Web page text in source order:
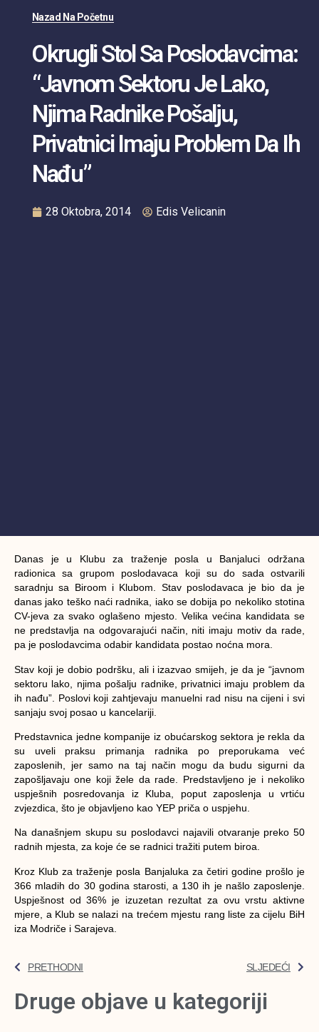
Nazad Na Početnu
Okrugli Stol Sa Poslodavcima:
“Javnom Sektoru Je Lako,
Njima Radnike Pošalju,
Privatnici Imaju Problem Da Ih
Nađu”
28 Oktobra, 2014 Edis Velicanin
Danas je u Klubu za traženje posla u Banjaluci održana
radionica sa grupom poslodavaca koji su do sada ostvarili
saradnju sa Biroom i Klubom. Stav poslodavaca je bio da je
danas jako teško naći radnika, iako se dobija po nekoliko stotina
CV-jeva za svako oglašeno mjesto. Velika većina kandidata se
ne predstavlja na odgovarajući način, niti imaju motiv da rade,
pa je poslodavcima odabir kandidata postao noćna mora.
Stav koji je dobio podršku, ali i izazvao smijeh, je da je “javnom
sektoru lako, njima pošalju radnike, privatnici imaju problem da
ih nađu”. Poslovi koji zahtjevaju manuelni rad nisu na cijeni i svi
sanjaju svoj posao u kancelariji.
Predstavnica jedne kompanije iz obućarskog sektora je rekla da
su uveli praksu primanja radnika po preporukama već
zaposlenih, jer samo na taj način mogu da budu sigurni da
zapošljavaju one koji žele da rade. Predstavljeno je i nekoliko
uspješnih posredovanja iz Kluba, poput zaposlenja u vrtiću
zvjezdica, što je objavljeno kao YEP priča o uspjehu.
Na današnjem skupu su poslodavci najavili otvaranje preko 50
radnih mjesta, za koje će se radnici tražiti putem biroa.
Kroz Klub za traženje posla Banjaluka za četiri godine prošlo je
366 mladih do 30 godina starosti, a 130 ih je našlo zaposlenje.
Uspješnost od 36% je izuzetan rezultat za ovu vrstu aktivne
mjere, a Klub se nalazi na trećem mjestu rang liste za cijelu BiH
iza Modriče i Sarajeva.
PRETHODNI SLJEDEĆI
Druge objave u kategoriji